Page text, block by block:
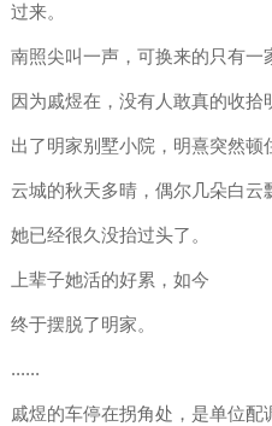
过来。
南照尖叫一声，可换来的只有一
因为戚煜在，没有人敢真的收拾
出了明家别墅小院，明熹突然顿
云城的秋天多晴，偶尔几朵白云
她已经很久没抬过头了。
上辈子她活的好累，如今
终于摆脱了明家。
......
戚煜的车停在拐角处，是单位配